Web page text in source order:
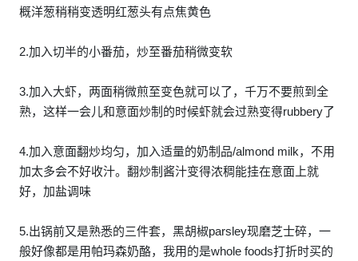
概洋葱稍稍变透明红葱头有点焦黄色
2.加入切半的小番茄，炒至番茄稍微变软
3.加入大虾，两面稍微煎至变色就可以了，千万不要煎到全
熟，这样一会儿和意面炒制的时候虾就会过熟变得rubbery了
4.加入意面翻炒均匀，加入适量的奶制品/almond milk，不用
加太多会不好收汁。翻炒制酱汁变得浓稠能挂在意面上就
好，加盐调味
5.出锅前又是熟悉的三件套，黑胡椒parsley现磨芝士碎，一
般好像都是用帕玛森奶酪，我用的是whole foods打折时买的